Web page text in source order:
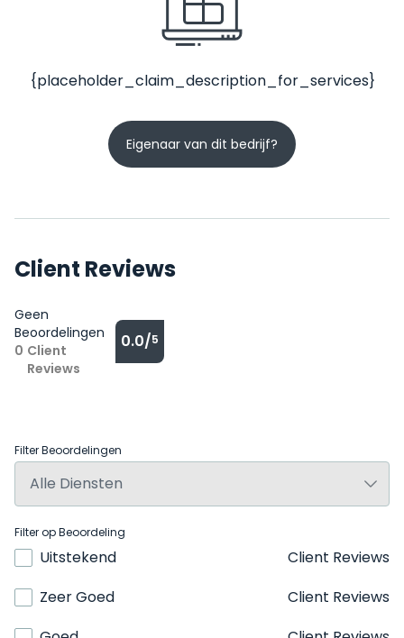
{placeholder_claim_description_for_services}
Eigenaar van dit bedrijf?
Client Reviews
Geen
Beoordelingen
0 Client
Reviews
0.0/5
Filter Beoordelingen
Filter op Beoordeling
Uitstekend
Client Reviews
Zeer Goed
Client Reviews